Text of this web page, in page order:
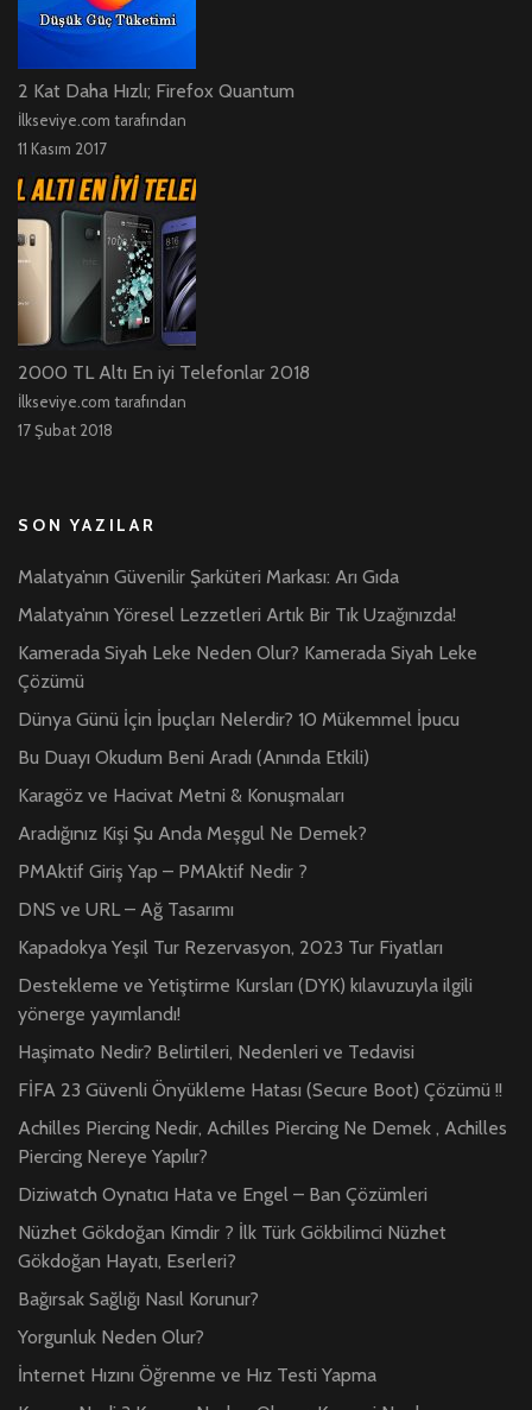
2 Kat Daha Hızlı; Firefox Quantum
İlkseviye.com tarafından
11 Kasım 2017
2000 TL Altı En iyi Telefonlar 2018
İlkseviye.com tarafından
17 Şubat 2018
SON YAZILAR
Malatya’nın Güvenilir Şarküteri Markası: Arı Gıda
Malatya’nın Yöresel Lezzetleri Artık Bir Tık Uzağınızda!
Kamerada Siyah Leke Neden Olur? Kamerada Siyah Leke
Çözümü
Dünya Günü İçin İpuçları Nelerdir? 10 Mükemmel İpucu
Bu Duayı Okudum Beni Aradı (Anında Etkili)
Karagöz ve Hacivat Metni & Konuşmaları
Aradığınız Kişi Şu Anda Meşgul Ne Demek?
PMAktif Giriş Yap – PMAktif Nedir ?
DNS ve URL – Ağ Tasarımı
Kapadokya Yeşil Tur Rezervasyon, 2023 Tur Fiyatları
Destekleme ve Yetiştirme Kursları (DYK) kılavuzuyla ilgili
yönerge yayımlandı!
Haşimato Nedir? Belirtileri, Nedenleri ve Tedavisi
FİFA 23 Güvenli Önyükleme Hatası (Secure Boot) Çözümü !!
Achilles Piercing Nedir, Achilles Piercing Ne Demek , Achilles
Piercing Nereye Yapılır?
Diziwatch Oynatıcı Hata ve Engel – Ban Çözümleri
Nüzhet Gökdoğan Kimdir ? İlk Türk Gökbilimci Nüzhet
Gökdoğan Hayatı, Eserleri?
Bağırsak Sağlığı Nasıl Korunur?
Yorgunluk Neden Olur?
İnternet Hızını Öğrenme ve Hız Testi Yapma